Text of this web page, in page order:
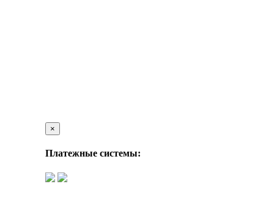
×
Платежные системы: